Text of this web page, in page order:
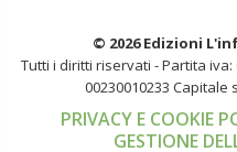
© 2026 Edizioni
Tutti i diritti riservati -Partita iva:
00230010233 Capitale
PRIVACY E COOKIE
GESTIONE